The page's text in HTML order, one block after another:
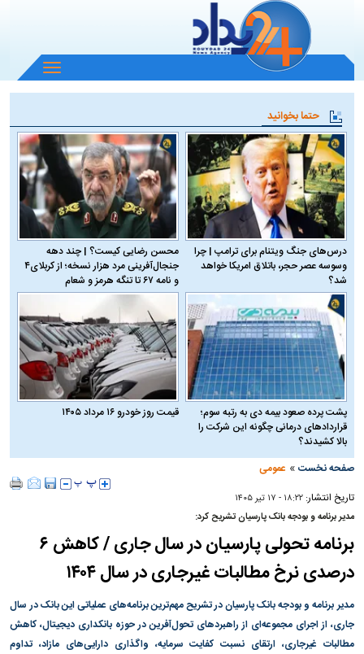
باز
و
منو
حتما بخوانید
درس‌های جنگ ویتنام برای ترامپ | چرا
وسوسه عصر حجر، باتلاق امریکا خواهد
شد؟
محسن رضایی کیست؟ | چند دهه
جنجال‌آفرینی مرد هزار نسخه؛ از کربلای۴
و نامه ۶۷ تا تنگه هرمز و شعام
پشت پرده صعود بیمه دی به رتبه سوم؛
قراردادهای درمانی چگونه این شرکت را
بالا کشیدند؟
قیمت روز خودرو ۱۶ مرداد ۱۴۰۵
صفحه نخست » عمومی
تاریخ انتشار:۱۸:۲۲ - ۱۷ تير ۱۴۰۵
مدیر برنامه و بودجه بانک پارسیان تشریح کرد:
برنامه تحولی پارسیان در سال جاری / کاهش ۶
درصدی نرخ مطالبات غیرجاری در سال ۱۴۰۴
مدیر برنامه و بودجه بانک پارسیان در تشریح مهم‌ترین برنامه‌های عملیاتی این بانک در سال
جاری، از اجرای مجموعه‌ای از راهبرد‌های تحول‌آفرین در حوزه بانکداری دیجیتال، کاهش
مطالبات غیرجاری، ارتقای نسبت کفایت سرمایه، واگذاری دارایی‌های مازاد، تداوم